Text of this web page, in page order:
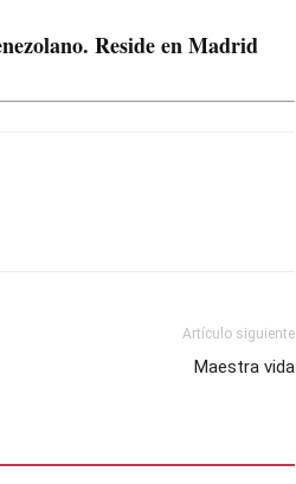
Reside en Madrid
Artículo siguiente
Maestra vida